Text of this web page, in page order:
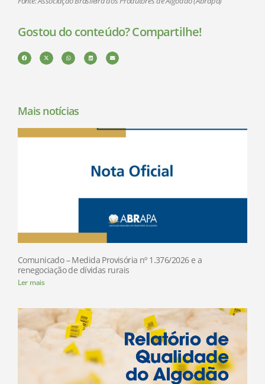
Gostou do conteúdo? Compartilhe!
Mais notícias
Comunicado – Medida Provisória nº 1.376/2026 e a
renegociação de dívidas rurais
Ler mais